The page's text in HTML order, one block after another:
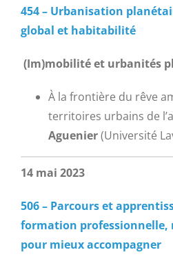
454 – Urbanisation
global et habitabilité
(Im)mobilité et urbanités
À la frontière du rêve
territoires urbains de
Aguenier(Université
14 mai 2023
506 – Parcours et
formation professionnelle,
pour mieux accompagner